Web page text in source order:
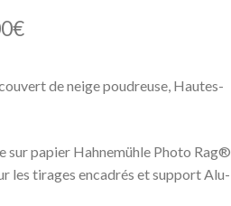
€Plage
prix :
à
950,00€
de neige poudreuse, Hautes-
sur papier Hahnemühle Photo Rag®
les tirages encadrés et support Alu-